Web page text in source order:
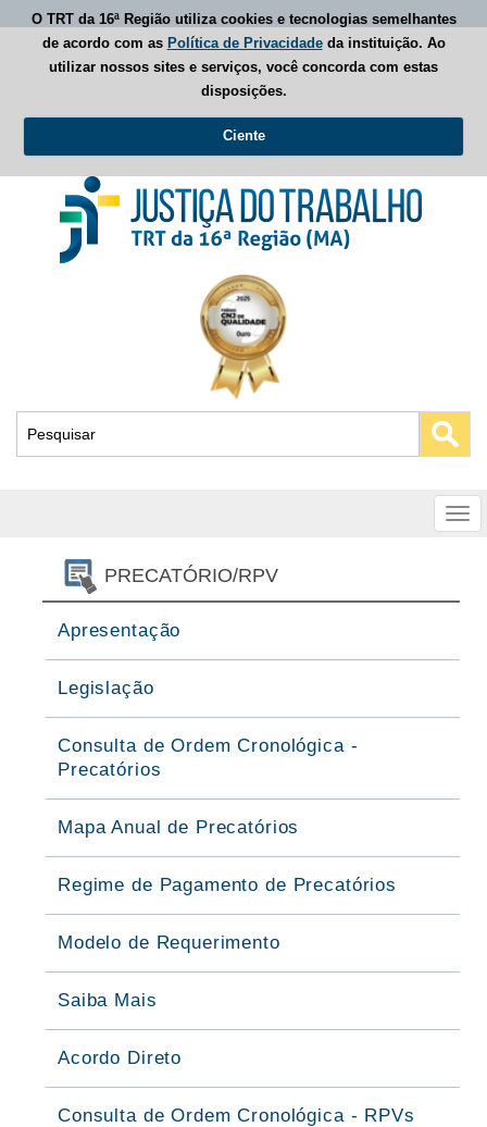
O TRT da 16ª Região utiliza cookies e tecnologias semelhantes
de acordo com as Política de Privacidadeda instituição. Ao
utilizar nossos sites e serviços, você concorda com estas
disposições.
Ciente
PRECATÓRIO/RPV
Apresentação
Legislação
Consulta de Ordem Cronológica -
Precatórios
Mapa Anual de Precatórios
Regime de Pagamento de Precatórios
Modelo de Requerimento
Saiba Mais
Acordo Direto
Consulta de Ordem Cronológica - RPVs